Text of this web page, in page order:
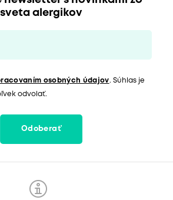
sveta alergikov
osobných údajov. Súhlas je
odvolať.
Odoberať